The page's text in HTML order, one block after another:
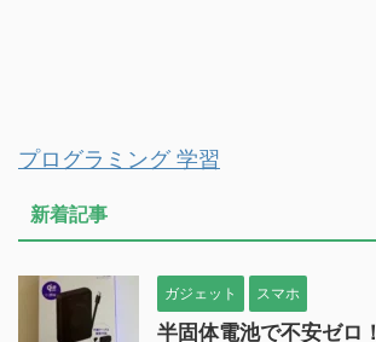
プログラミング 学習
新着記事
ガジェット スマホ
半固体電池で不安ゼロ！